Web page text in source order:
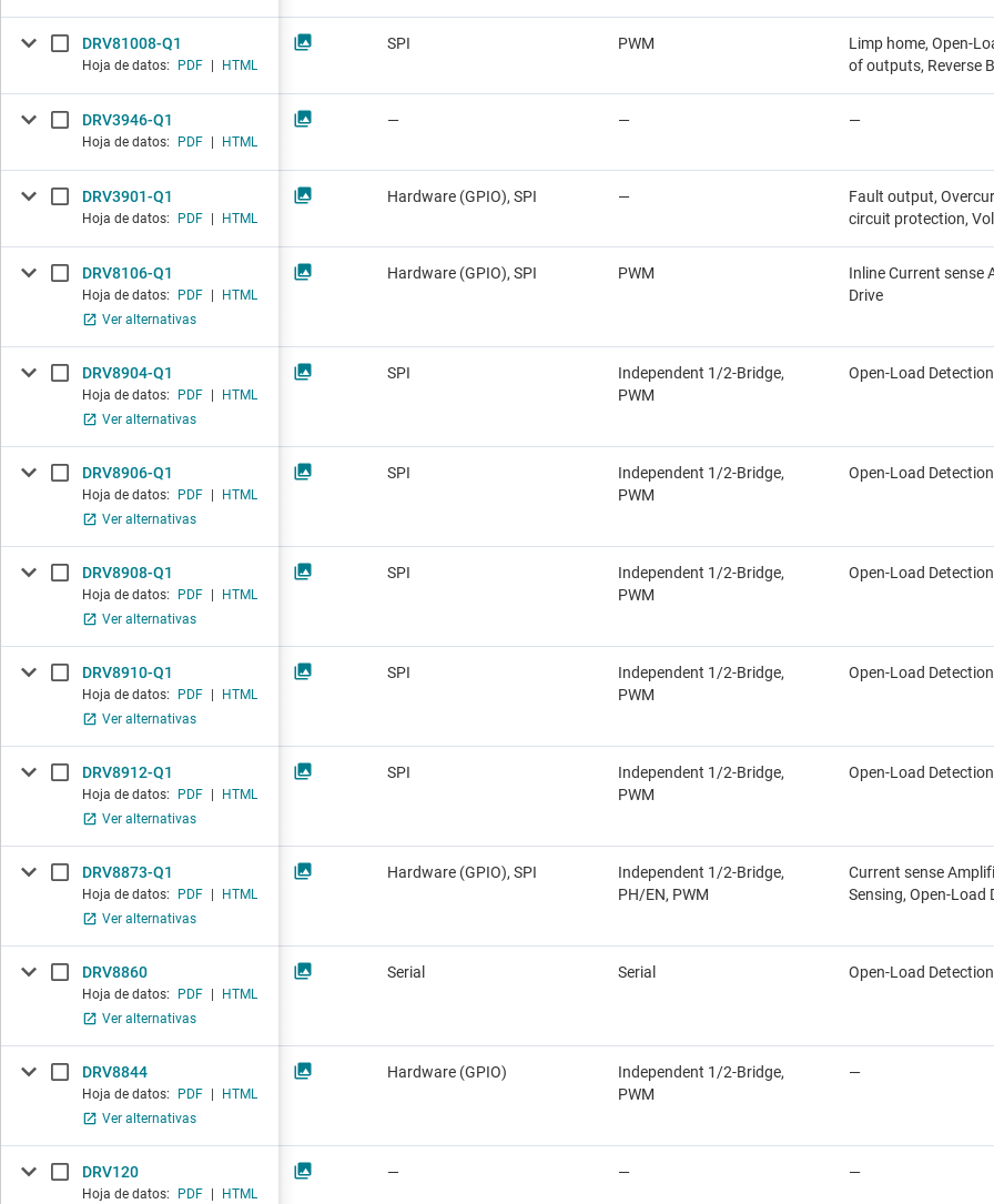
DRV81008-Q1
Hoja de datos: PDF HTML
DRV3946-Q1
Hoja de datos: PDF HTML
DRV3901-Q1
Hoja de datos: PDF HTML
DRV8106-Q1
Hoja de datos: PDF
HTML
Ver alternativas
DRV8904-Q1
Hoja de datos: PDF
HTML
Ver alternativas
DRV8906-Q1
Hoja de datos: PDF
HTML
Ver alternativas
DRV8908-Q1
Hoja de datos: PDF
HTML
Ver alternativas
DRV8910-Q1
Hoja de datos: PDF
HTML
Ver alternativas
DRV8912-Q1
Hoja de datos: PDF
HTML
Ver alternativas
DRV8873-Q1
Hoja de datos: PDF
HTML
Ver alternativas
DRV8860
Hoja de datos: PDF
HTML
Ver alternativas
DRV8844
Hoja de datos: PDF
HTML
Ver alternativas
DRV120
Hoja de datos: PDF HTML
SPI PWM
Limp home, Open-
of outputs, Reverse
— — —
Hardware (GPIO), SPI —
Fault output,
circuit protection,
Hardware (GPIO), SPI PWM
Inline Current sense
Drive
SPI
Independent 1/2-Bridge,
PWM
Open-Load Detection
SPI
Independent 1/2-Bridge,
PWM
Open-Load Detection
SPI
Independent 1/2-Bridge,
PWM
Open-Load Detection
SPI
Independent 1/2-Bridge,
PWM
Open-Load Detection
SPI
Independent 1/2-Bridge,
PWM
Open-Load Detection
Hardware (GPIO), SPI
Independent 1/2-Bridge,
PH/EN, PWM
Current sense
Sensing, Open-Load
Serial Serial Open-Load Detection
Hardware (GPIO)
Independent 1/2-Bridge,
PWM
—
— — —